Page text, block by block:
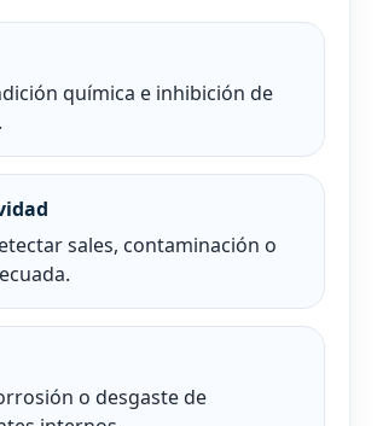
química e inhibición de
sales, contaminación o
o desgaste de